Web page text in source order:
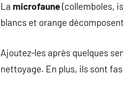
La microfaune(collemboles,
blancs et orange
Ajoutez-les après quelques
nettoyage. En plus, ils sont